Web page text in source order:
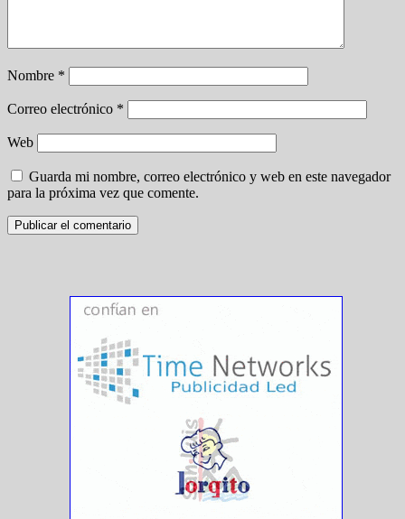
Nombre *
Correo electrónico *
Web
Guarda mi nombre, correo electrónico y web en este navegador
para la próxima vez que comente.